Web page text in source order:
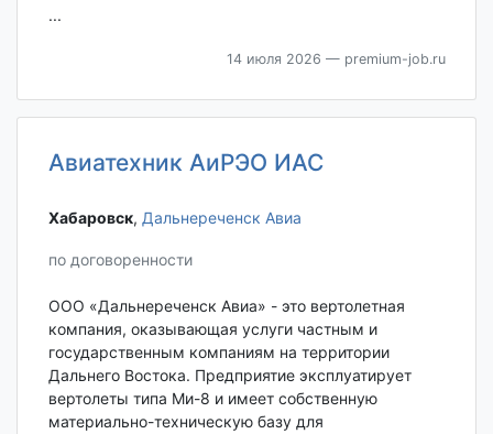
...
14 июля 2026 — premium-job.ru
Авиатехник АиРЭО ИАС
Хабаровск‎, Дальнереченск Авиа
по договоренности
ООО «Дальнереченск Авиа» - это вертолетная
компания, оказывающая услуги частным и
государственным компаниям на территории
Дальнего Востока. Предприятие эксплуатирует
вертолеты типа Ми-8 и имеет собственную
материально-техническую базу для